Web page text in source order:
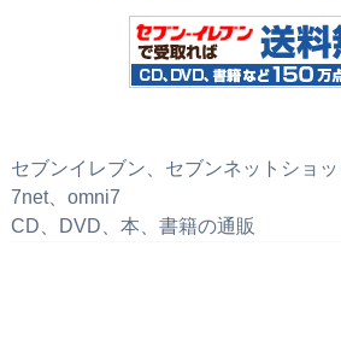
セブンイレブン、セブンネットショッ
7net、omni7
CD、DVD、本、書籍の通販